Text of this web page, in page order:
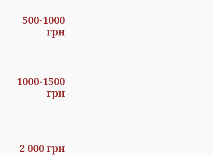
500-1000
грн
1000-1500
грн
2 000 грн